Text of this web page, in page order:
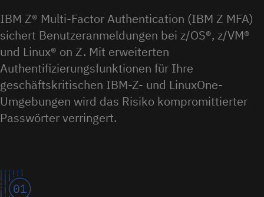
IBM Z® Multi-Factor Authentication (IBM Z MFA)
sichert Benutzeranmeldungen bei z/OS®, z/VM®
und Linux® on Z. Mit erweiterten
Authentifizierungsfunktionen für Ihre
geschäftskritischen IBM-Z- und LinuxOne-
Umgebungen wird das Risiko kompromittierter
Passwörter verringert.